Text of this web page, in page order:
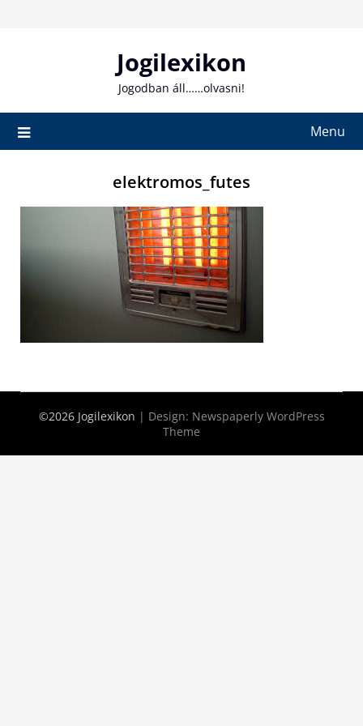
Jogilexikon
Jogodban áll……olvasni!
Menu
elektromos_futes
©2026 Jogilexikon | Design: Newspaperly WordPress
Theme